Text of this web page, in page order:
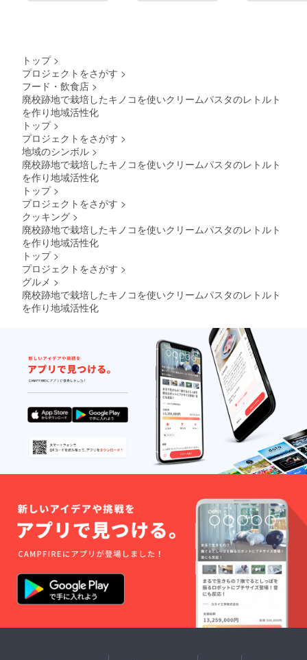
トップ >
プロジェクトをさがす >
フード・飲食店 >
廃校跡地で栽培したキノコを使いクリームパスタのレトルト
を作り地域活性化
トップ >
プロジェクトをさがす >
地域のシンボル >
廃校跡地で栽培したキノコを使いクリームパスタのレトルト
を作り地域活性化
トップ >
プロジェクトをさがす >
クッキング >
廃校跡地で栽培したキノコを使いクリームパスタのレトルト
を作り地域活性化
トップ >
プロジェクトをさがす >
グルメ >
廃校跡地で栽培したキノコを使いクリームパスタのレトルト
を作り地域活性化